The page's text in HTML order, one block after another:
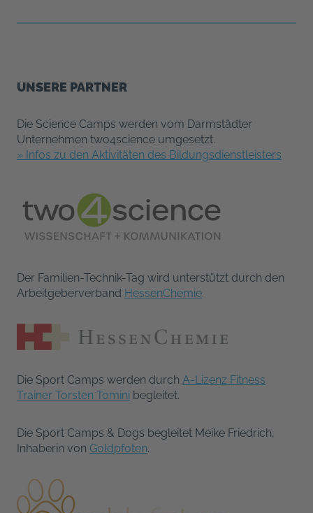
UNSERE PARTNER
Die Science Camps werden vom Darmstädter
Unternehmen two4science umgesetzt.
» Infos zu den Aktivitäten des Bildungsdienstleisters
Der Familien-Technik-Tag wird unterstützt durch den
Arbeitgeberverband HessenChemie.
Die Sport Camps werden durch A-Lizenz Fitness
Trainer Torsten Tomini begleitet.
Die Sport Camps & Dogs begleitet Meike Friedrich,
Inhaberin von Goldpfoten.